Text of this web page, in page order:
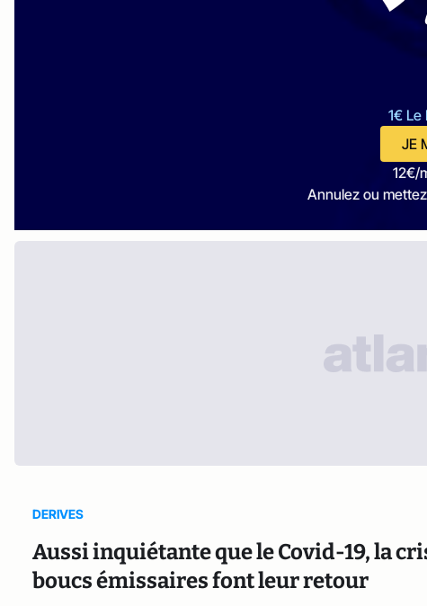
1€ Le
JE
12€/
Annulez ou
DERIVES
Aussi inquiétante que le Covid-19, la
boucs émissaires font leur retour